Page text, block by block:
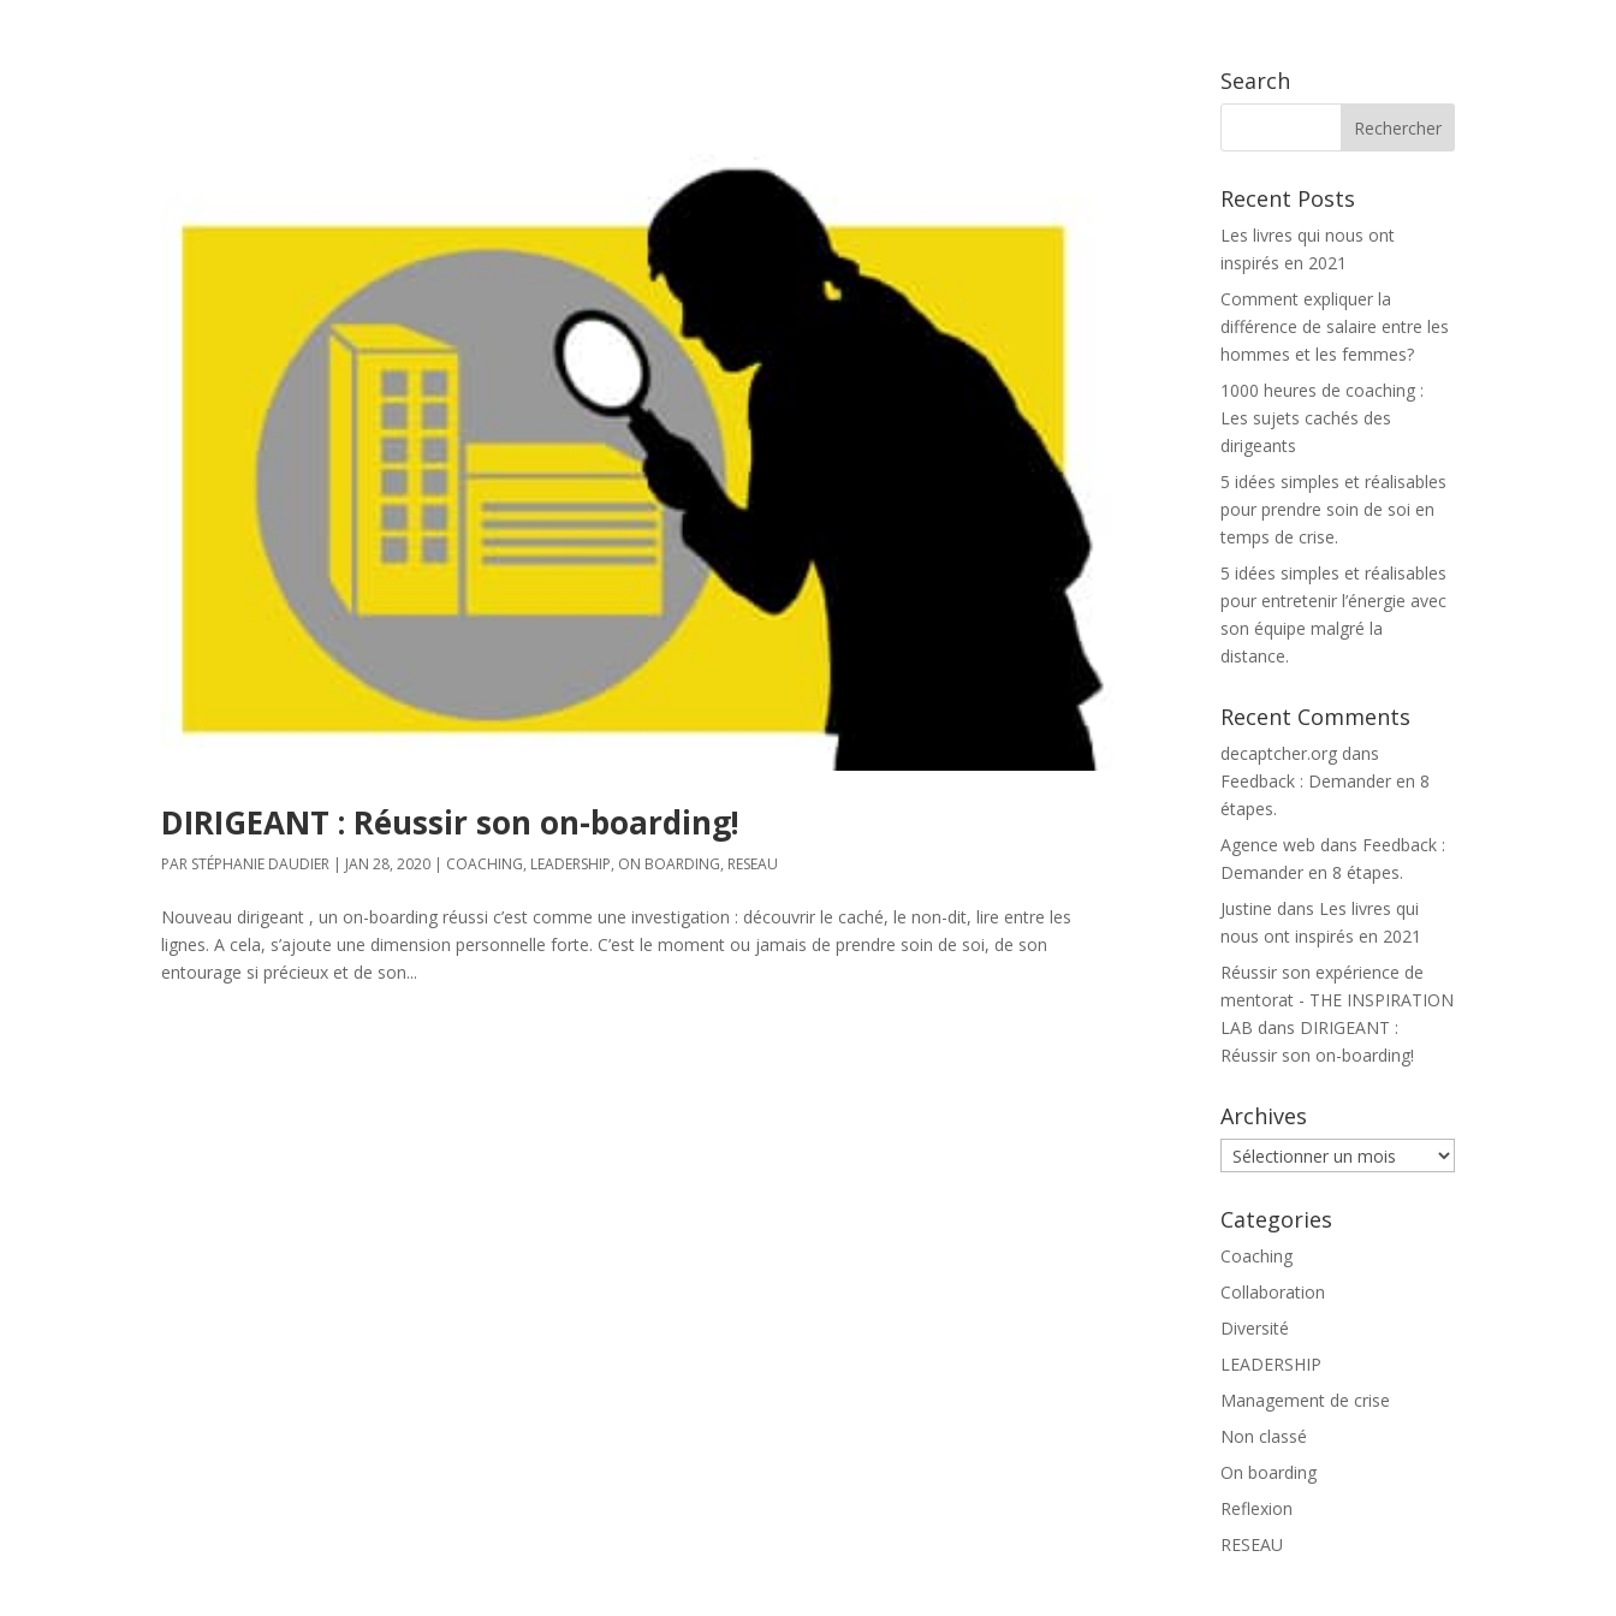
DIRIGEANT : Réussir son on-boarding!
PAR STÉPHANIE DAUDIER | JAN 28, 2020 | COACHING, LEADERSHIP, ON BOARDING, RESEAU
Nouveau dirigeant , un on-boarding réussi c’est comme une investigation : découvrir le caché, le non-dit, lire entre les
lignes. A cela, s’ajoute une dimension personnelle forte. C’est le moment ou jamais de prendre soin de soi, de son
entourage si précieux et de son...
Search
Recent Posts
Les livres qui nous ont
inspirés en 2021
Comment expliquer la
différence de salaire entre les
hommes et les femmes?
1000 heures de coaching :
Les sujets cachés des
dirigeants
5 idées simples et réalisables
pour prendre soin de soi en
temps de crise.
5 idées simples et réalisables
pour entretenir l’énergie avec
son équipe malgré la
distance.
Recent Comments
decaptcher.org dans
Feedback : Demander en 8
étapes.
Agence web dans Feedback :
Demander en 8 étapes.
Justine dans Les livres qui
nous ont inspirés en 2021
Réussir son expérience de
mentorat - THE INSPIRATION
LAB dans DIRIGEANT :
Réussir son on-boarding!
Archives
Archives
Categories
Coaching
Collaboration
Diversité
LEADERSHIP
Management de crise
Non classé
On boarding
Reflexion
RESEAU